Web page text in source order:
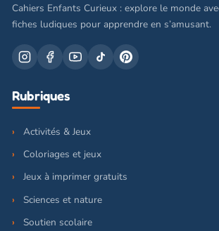
Cahiers Enfants Curieux : explore le monde
fiches ludiques pour apprendre en s’amusant.
Rubriques
Activités & Jeux
Coloriages et jeux
Jeux à imprimer gratuits
Sciences et nature
Soutien scolaire